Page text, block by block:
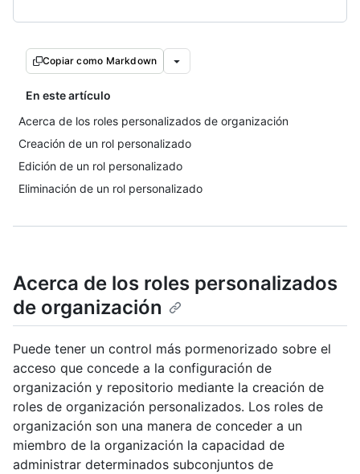
Copiar como Markdown
En este artículo
Acerca de los roles personalizados de organización
Creación de un rol personalizado
Edición de un rol personalizado
Eliminación de un rol personalizado
Acerca de los roles personalizados
de organización
Puede tener un control más pormenorizado sobre el
acceso que concede a la configuración de
organización y repositorio mediante la creación de
roles de organización personalizados. Los roles de
organización son una manera de conceder a un
miembro de la organización la capacidad de
administrar determinados subconjuntos de